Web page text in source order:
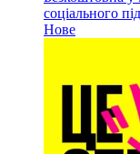
соціального
Нове